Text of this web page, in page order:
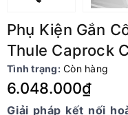
Phụ Kiện Gắn
Thule Caprock
Tình trạng: Còn hàng
6.048.000₫
Giải pháp kết nối